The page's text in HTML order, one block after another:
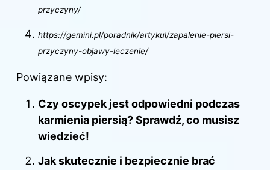
przyczyny/
https://gemini.pl/poradnik/artykul/zapalenie-piersi-
przyczyny-objawy-leczenie/
Powiązane wpisy:
Czy oscypek jest odpowiedni podczas
karmienia piersią? Sprawdź, co musisz
wiedzieć!
Jak skutecznie i bezpiecznie brać